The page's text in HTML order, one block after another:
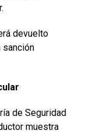
devuelto
sanción
de Seguridad
muestra